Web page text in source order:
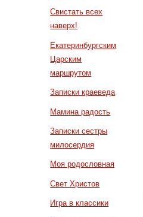
Свистать всех
наверх!
Екатеринбургским
Царским
маршрутом
Записки краеведа
Мамина радость
Записки сестры
милосердия
Моя родословная
Свет Христов
Игра в классики